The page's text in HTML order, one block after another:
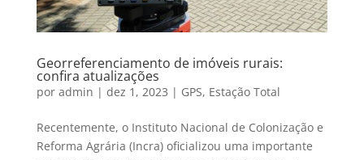
Georreferenciamento de imóveis rurais:
confira atualizações
por admin | dez 1, 2023 | GPS, Estação Total
Recentemente, o Instituto Nacional de Colonização e
Reforma Agrária (Incra) oficializou uma importante